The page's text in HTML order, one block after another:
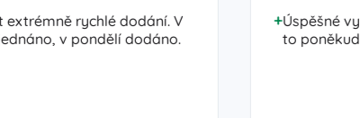
rychlé dodání. V
v pondělí dodáno.
Úspěšné
to poněkud